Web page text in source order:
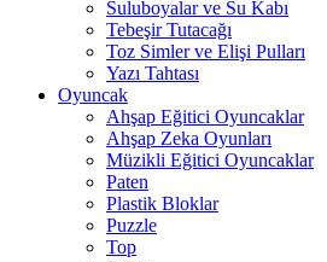
Suluboyalar ve Su Kabı
Tebeşir Tutacağı
Toz Simler ve Elişi Pulları
Yazı Tahtası
Oyuncak
Ahşap Eğitici Oyuncaklar
Ahşap Zeka Oyunları
Müzikli Eğitici Oyuncaklar
Paten
Plastik Bloklar
Puzzle
Top